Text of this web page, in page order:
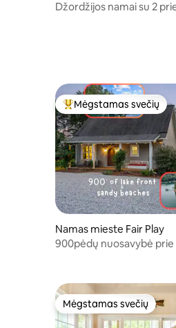
Džordžijos namai su 2
Svečių mėgstamiausias
Mėgstamas svečių
Namas mieste Fair Play
900pėdų nuosavybė prie
Mėgstamas svečių
Mėgstamas svečių